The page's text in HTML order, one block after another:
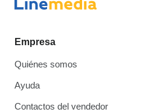
Empresa
Quiénes somos
Ayuda
Contactos del vendedor